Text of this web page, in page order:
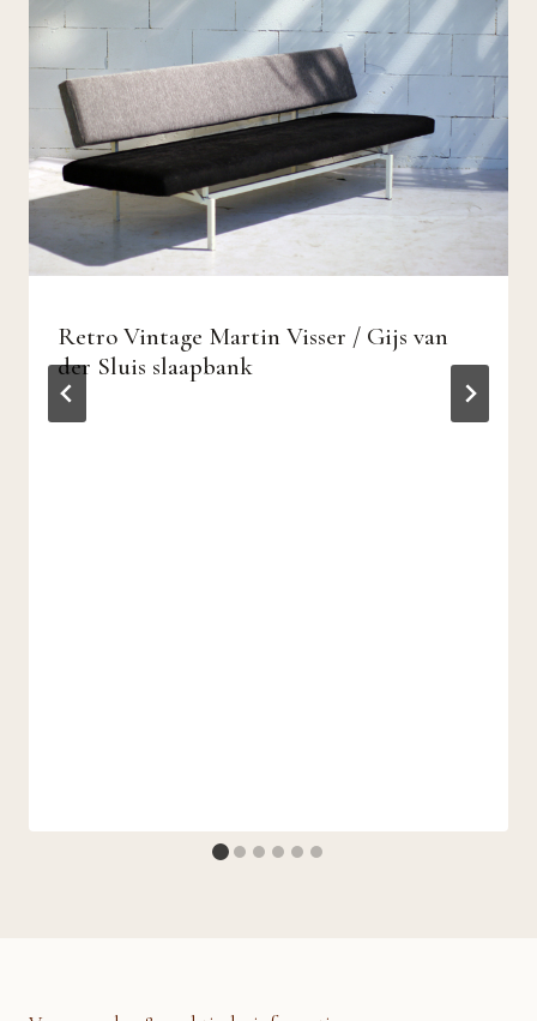
Retro Vintage Martin Visser / Gijs van
der Sluis slaapbank